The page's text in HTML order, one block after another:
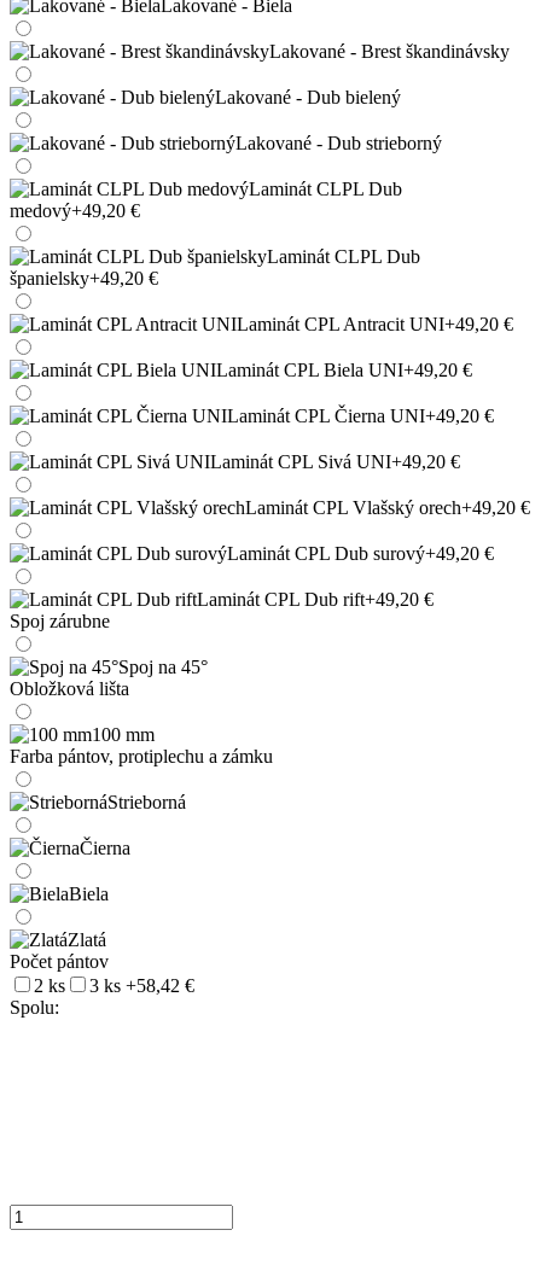
Lakované - Biela
Lakované - Brest škandinávsky
Lakované - Dub bielený
Lakované - Dub strieborný
Laminát CLPL Dub
medový+49,20 €
Laminát CLPL Dub
španielsky+49,20 €
Laminát CPL Antracit UNI+49,20 €
Laminát CPL Biela UNI+49,20 €
Laminát CPL Čierna UNI+49,20 €
Laminát CPL Sivá UNI+49,20 €
Laminát CPL Vlašský orech+49,20 €
Laminát CPL Dub surový+49,20 €
Laminát CPL Dub rift+49,20 €
Spoj zárubne
Spoj na 45°
Obložková lišta
100 mm
Farba pántov, protiplechu a zámku
Strieborná
Čierna
Biela
Zlatá
Počet pántov
2 ks
3 ks +58,42 €
Spolu: